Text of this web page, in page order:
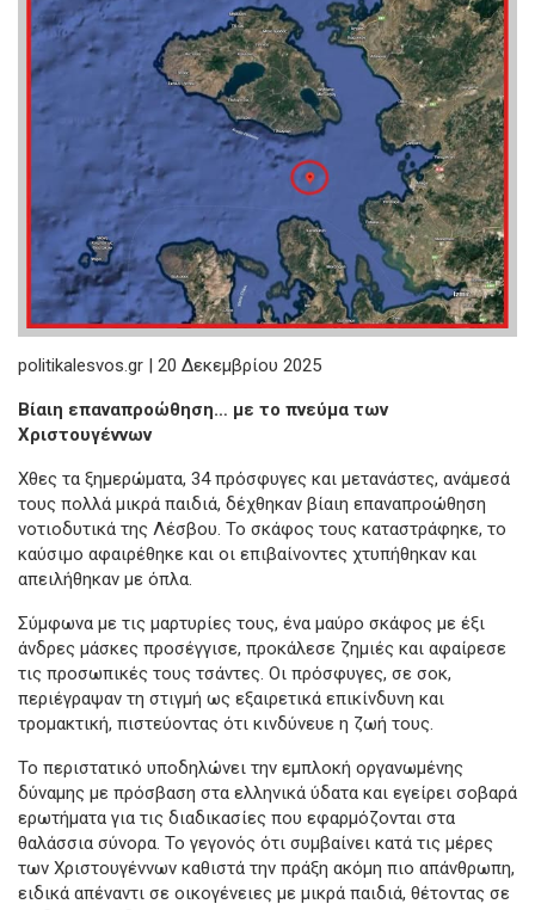
politikalesvos.gr | 20 Δεκεμβρίου 2025
Βίαιη επαναπροώθηση… με το πνεύμα των
Χριστουγέννων
Χθες τα ξημερώματα, 34 πρόσφυγες και μετανάστες, ανάμεσά
τους πολλά μικρά παιδιά, δέχθηκαν βίαιη επαναπροώθηση
νοτιοδυτικά της Λέσβου. Το σκάφος τους καταστράφηκε, το
καύσιμο αφαιρέθηκε και οι επιβαίνοντες χτυπήθηκαν και
απειλήθηκαν με όπλα.
Σύμφωνα με τις μαρτυρίες τους, ένα μαύρο σκάφος με έξι
άνδρες μάσκες προσέγγισε, προκάλεσε ζημιές και αφαίρεσε
τις προσωπικές τους τσάντες. Οι πρόσφυγες, σε σοκ,
περιέγραψαν τη στιγμή ως εξαιρετικά επικίνδυνη και
τρομακτική, πιστεύοντας ότι κινδύνευε η ζωή τους.
Το περιστατικό υποδηλώνει την εμπλοκή οργανωμένης
δύναμης με πρόσβαση στα ελληνικά ύδατα και εγείρει σοβαρά
ερωτήματα για τις διαδικασίες που εφαρμόζονται στα
θαλάσσια σύνορα. Το γεγονός ότι συμβαίνει κατά τις μέρες
των Χριστουγέννων καθιστά την πράξη ακόμη πιο απάνθρωπη,
ειδικά απέναντι σε οικογένειες με μικρά παιδιά, θέτοντας σε